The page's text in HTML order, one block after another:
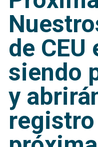
de CEU
siendo
y
registro